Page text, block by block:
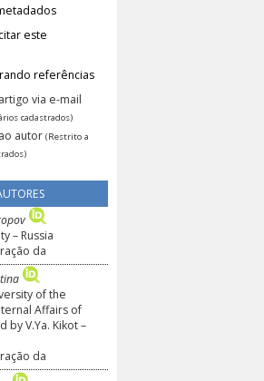
este
referências
via e-mail
cadastrados)
autor (Restrito a
– Russia
da
of the
Affairs of
by V.Ya. Kikot –
da